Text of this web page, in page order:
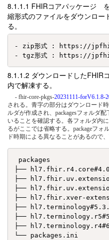
FHIRコアパッケージ
縮形式のファイルをダウンロー
る。
- zip形式 : https://
ダウンロードしたFHIR
内で解凍する。
- fhir-core-pkgs-20231111-forV6.1.8-
される。青字の部分はダウンロード
ルダが作成され、packagesフォルダ
いることを確認する。各フォルダ内
るがここでは省略する。packageフ
ド時期による異なることがあるので
packages
├──
├──
├──
├── hl7.fhir.xver-
├──
├──
├──
└── packages.ini